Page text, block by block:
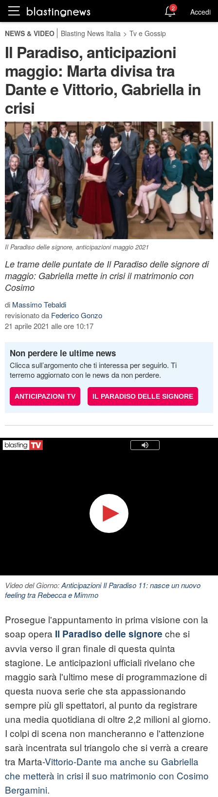
2 Accedi
NEWS & VIDEO Blasting News Italia > Tv e Gossip
Il Paradiso, anticipazioni
maggio: Marta divisa tra
Dante e Vittorio, Gabriella in
crisi
Il Paradiso delle signore, anticipazioni maggio 2021
Le trame delle puntate de Il Paradiso delle signore di
maggio: Gabriella mette in crisi il matrimonio con
Cosimo
di Massimo Tebaldi
revisionato da Federico Gonzo
21 aprile 2021 alle ore 10:17
Non perdere le ultime news
Clicca sull’argomento che ti interessa per seguirlo. Ti
terremo aggiornato con le news da non perdere.
ANTICIPAZIONI TV IL PARADISO DELLE SIGNORE
Video del Giorno:Anticipazioni Il Paradiso 11: nasce un nuovo
feeling tra Rebecca e Mimmo
Prosegue l'appuntamento in prima visione con la
soap opera Il Paradiso delle signore che si
avvia verso il gran finale di questa quinta
stagione. Le anticipazioni ufficiali rivelano che
maggio sarà l'ultimo mese di programmazione di
questa nuova serie che sta appassionando
sempre più gli spettatori, al punto da registrare
una media quotidiana di oltre 2,2 milioni al giorno.
I colpi di scena non mancheranno e l'attenzione
sarà incentrata sul triangolo che si verrà a creare
tra Marta-Vittorio-Dante ma anche su Gabriella
che metterà in crisi il suo matrimonio con Cosimo
Bergamini.